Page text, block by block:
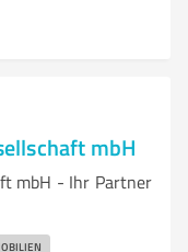
mbH
mbH - Ihr Partner